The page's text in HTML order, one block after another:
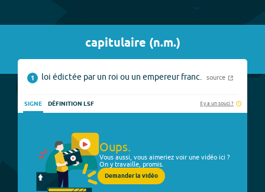
capitulaire (n.m.)
1 loi édictée par un roi ou un empereur franc. source
SIGNE DÉFINITION LSF Il y a un souci ?
Oups.
Vous aussi, vous aimeriez voir une vidéo ici ?
On y travaille, promis.
Demander la vidéo